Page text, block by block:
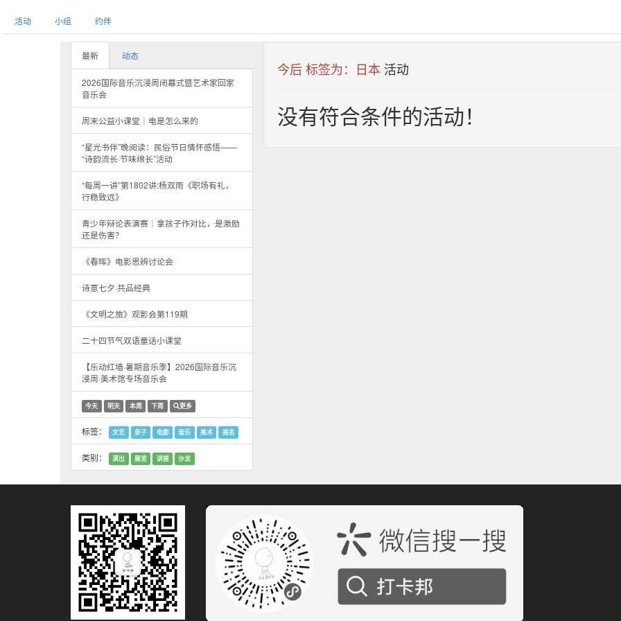
活动 小组 约伴
最新 动态
2026国际音乐沉浸周闭幕式暨艺术家回家
音乐会
周末公益小课堂｜电是怎么来的
“星光书伴”晚阅读：民俗节日情怀感悟——
“诗韵流长·节味绵长”活动
“每周一讲”第1802讲:杨双雨《职场有礼，
行稳致远》
青少年辩论表演赛｜拿孩子作对比，是激励
还是伤害？
《春晖》电影思辨讨论会
诗意七夕·共品经典
《文明之旅》观影会第119期
二十四节气双语童话小课堂
【乐动红墙·暑期音乐季】2026国际音乐沉
浸周·美术馆专场音乐会
今天 明天 本周 下周 更多
标签： 文艺 亲子 电影 音乐 美术 报名
类别： 演出 展览 讲座 沙龙
今后 标签为：日本活动
没有符合条件的活动！